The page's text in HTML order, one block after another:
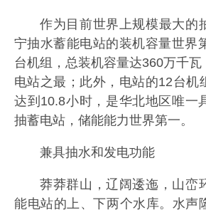
作为目前世界上规模最大的
宁抽水蓄能电站的装机容量世界
台机组，总装机容量达360万千
电站之最；此外，电站的12台机
达到10.8小时，是华北地区唯一
抽蓄电站，储能能力世界第一。
兼具抽水和发电功能
莽莽群山，辽阔逶迤，山峦
能电站的上、下两个水库。水声